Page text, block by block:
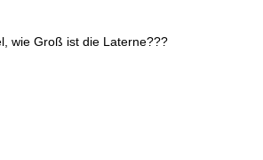
wie Groß ist die Laterne???